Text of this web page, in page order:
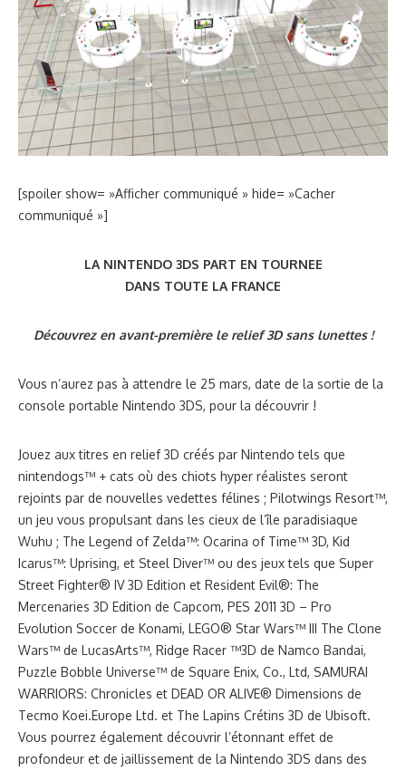
[spoiler show= »Afficher communiqué » hide= »Cacher
communiqué »]
LA NINTENDO 3DS PART EN TOURNEE
DANS TOUTE LA FRANCE
Découvrez en avant-première le relief 3D sans lunettes !
Vous n’aurez pas à attendre le 25 mars, date de la sortie de la
console portable Nintendo 3DS, pour la découvrir !
Jouez aux titres en relief 3D créés par Nintendo tels que
nintendogs™ + cats où des chiots hyper réalistes seront
rejoints par de nouvelles vedettes félines ; Pilotwings Resort™,
un jeu vous propulsant dans les cieux de l’île paradisiaque
Wuhu ; The Legend of Zelda™: Ocarina of Time™ 3D, Kid
Icarus™: Uprising, et Steel Diver™ ou des jeux tels que Super
Street Fighter® IV 3D Edition et Resident Evil®: The
Mercenaries 3D Edition de Capcom, PES 2011 3D – Pro
Evolution Soccer de Konami, LEGO® Star Wars™ III The Clone
Wars™ de LucasArts™, Ridge Racer ™3D de Namco Bandai,
Puzzle Bobble Universe™ de Square Enix, Co., Ltd, SAMURAI
WARRIORS: Chronicles et DEAD OR ALIVE® Dimensions de
Tecmo Koei.Europe Ltd. et The Lapins Crétins 3D de Ubisoft.
Vous pourrez également découvrir l’étonnant effet de
profondeur et de jaillissement de la Nintendo 3DS dans des